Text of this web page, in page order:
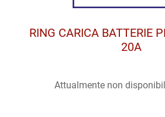
RING CARICA BATTERIE
20A
Attualmente non